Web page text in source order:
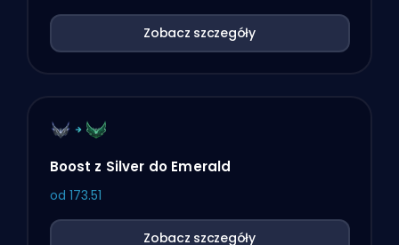
Zobacz szczegóły
Boost z Silver do Emerald
od 173.51
Zobacz szczegóły